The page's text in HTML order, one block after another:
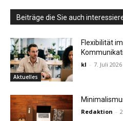
Beiträge die Sie auch
Aktuelles
Flexibilität
kl - 7. Juli 2026
Redaktion -